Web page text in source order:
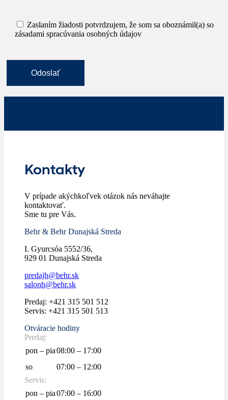
Zaslaním žiadosti potvrdzujem, že som sa oboznámil(a) so
zásadami spracúvania osobných údajov
Kontakty
V prípade akýchkoľvek otázok nás neváhajte
kontaktovať.
Sme tu pre Vás.
Behr & Behr Dunajská Streda
I. Gyurcsóa 5552/36,
929 01 Dunajská Streda
predajh@behr.sk
salonh@behr.sk
Predaj: +421 315 501 512
Servis: +421 315 501 513
Otváracie hodiny
Predaj:
pon – pia08:00 – 17:00
so
07:00 – 12:00
Servis:
pon – pia07:00 – 16:00